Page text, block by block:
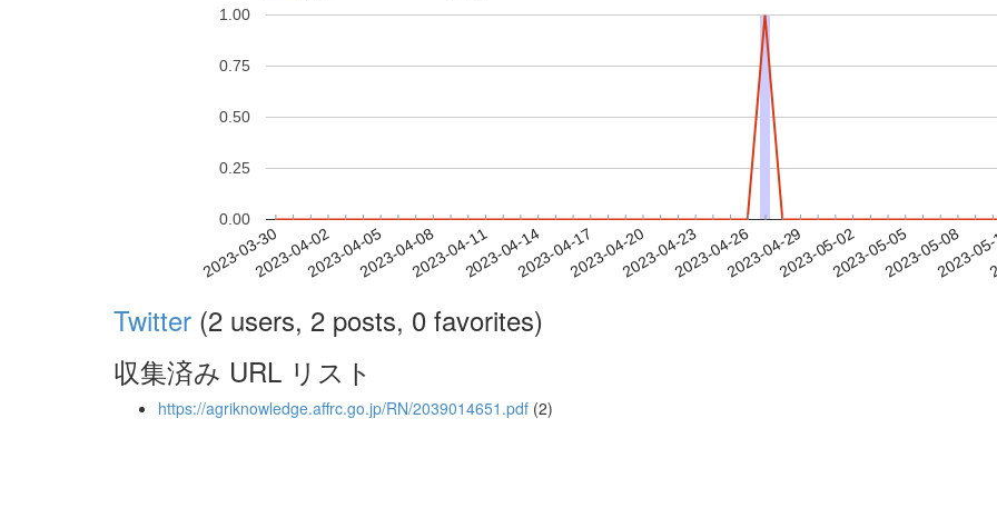
2023-03-302023-04-022023-04-052023-04-082023-04-112023-04-142023-04-172023-04-202023-04-232023-04-262023-04-292023-05-022023-05-052023-05-08
2023-
0.00
0.25
0.50
0.75
1.00
Twitter (2 users, 2 posts, 0 favorites)
収集済み URL リスト
https://agriknowledge.affrc.go.jp/RN/2039014651.pdf (2)